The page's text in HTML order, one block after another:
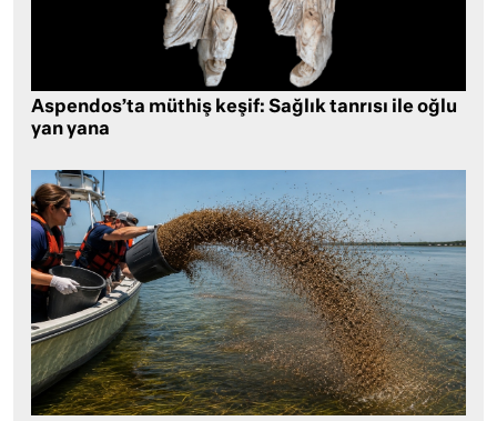
Aspendos’ta müthiş keşif: Sağlık tanrısı ile oğlu
yan yana